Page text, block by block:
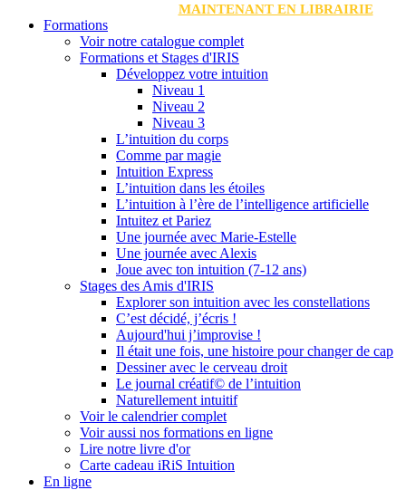
MAINTENANT EN LIBRAIRIE
Formations
Voir notre catalogue complet
Formations et Stages d'IRIS
Développez votre intuition
Niveau 1
Niveau 2
Niveau 3
L’intuition du corps
Comme par magie
Intuition Express
L’intuition dans les étoiles
L’intuition à l’ère de l’intelligence artificielle
Intuitez et Pariez
Une journée avec Marie-Estelle
Une journée avec Alexis
Joue avec ton intuition (7-12 ans)
Stages des Amis d'IRIS
Explorer son intuition avec les constellations
C’est décidé, j’écris !
Aujourd'hui j’improvise !
Il était une fois, une histoire pour changer de cap
Dessiner avec le cerveau droit
Le journal créatif© de l’intuition
Naturellement intuitif
Voir le calendrier complet
Voir aussi nos formations en ligne
Lire notre livre d'or
Carte cadeau iRiS Intuition
En ligne